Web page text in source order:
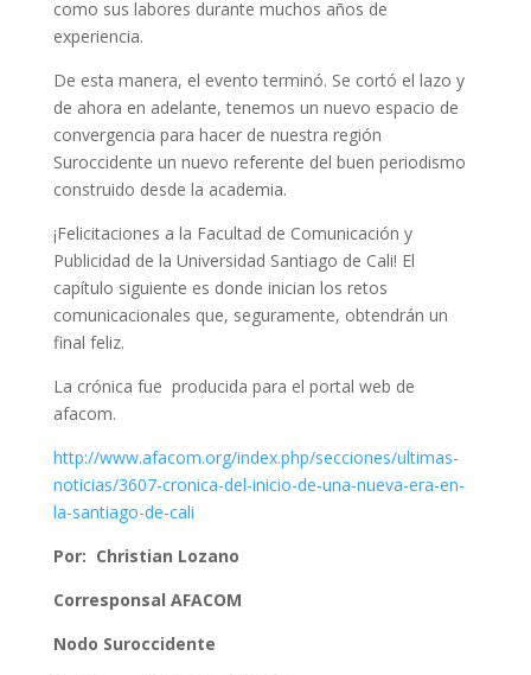
como sus labores durante muchos años de
experiencia.
De esta manera, el evento terminó. Se cortó el lazo y
de ahora en adelante, tenemos un nuevo espacio de
convergencia para hacer de nuestra región
Suroccidente un nuevo referente del buen periodismo
construido desde la academia.
¡Felicitaciones a la Facultad de Comunicación y
Publicidad de la Universidad Santiago de Cali! El
capítulo siguiente es donde inician los retos
comunicacionales que, seguramente, obtendrán un
final feliz.
La crónica fue producida para el portal web de
afacom.
http://www.afacom.org/index.php/secciones/ultimas-
noticias/3607-cronica-del-inicio-de-una-nueva-era-en-
la-santiago-de-cali
Por: Christian Lozano
Corresponsal AFACOM
Nodo Suroccidente